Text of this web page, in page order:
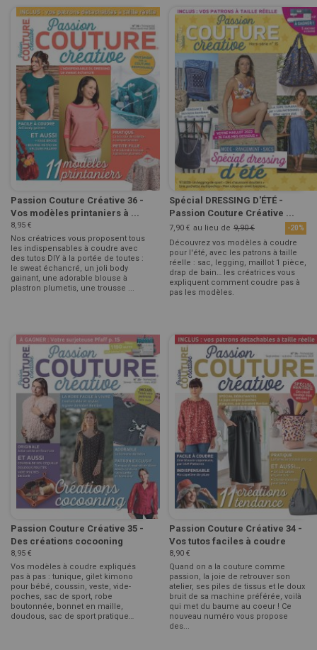
Passion Couture Créative 36 -
Vos modèles printaniers à ...
8,95 €
Nos créatrices vous proposent tous
les indispensables à coudre avec
des tutos DIY à la portée de toutes :
le sweat échancré, un joli body
gainant, une adorable blouse à
plastron plumetis, une trousse ...
Spécial DRESSING D'ÉTÉ -
Passion Couture Créative ...
7,90 € au lieu de 9,90 € -20%
Découvrez vos modèles à coudre
pour l'été, avec les patrons à taille
réelle : sac, legging, maillot 1 pièce,
drap de bain… les créatrices vous
expliquent comment coudre pas à
pas les modèles.
Passion Couture Créative 35 -
Des créations cocooning
8,95 €
Vos modèles à coudre expliqués
pas à pas : tunique, gilet kimono
pour bébé, coussin, veste, vide-
poches, sac de sport, robe
boutonnée, bonnet en maille,
doudous, sac de sport pratique…
Passion Couture Créative 34 -
Vos tutos faciles à coudre
8,90 €
Quand on a la couture comme
passion, la joie de retrouver son
atelier, ses piles de tissus et le doux
bruit de sa machine préférée, voilà
qui met du baume au coeur ! Ce
nouveau numéro vous propose
des...